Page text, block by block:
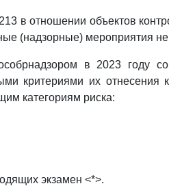
в отношении объектов
(надзорные) мероприятия
в 2023 году
критериями их отнесения
категориям риска:
экзамен <*>.